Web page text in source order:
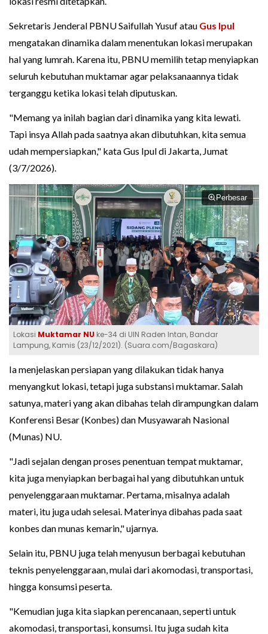
Sekretaris Jenderal PBNU Saifullah Yusuf atau Gus Ipul
mengatakan dinamika dalam menentukan lokasi merupakan
hal yang lumrah. Karena itu, PBNU memilih tetap menyiapkan
seluruh kebutuhan muktamar agar pelaksanaannya tidak
terganggu ketika lokasi telah diputuskan.
"Memang ya inilah bagian dari dinamika yang kita lewati.
Tapi insya Allah pada saatnya akan dibutuhkan, kita semua
udah mempersiapkan," kata Gus Ipul di Jakarta, Jumat
(3/7/2026).
Perbesar
Lokasi Muktamar NU ke-34 di UIN Raden Intan, Bandar
Lampung, Kamis (23/12/2021). (Suara.com/Bagaskara)
Ia menjelaskan persiapan yang dilakukan tidak hanya
menyangkut lokasi, tetapi juga substansi muktamar. Salah
satunya, materi yang akan dibahas telah dirampungkan dalam
Konferensi Besar (Konbes) dan Musyawarah Nasional
(Munas) NU.
"Jadi sejalan dengan proses penentuan tempat muktamar,
kita juga menyiapkan berbagai hal yang dibutuhkan untuk
penyelenggaraan muktamar. Pertama, misalnya adalah
materi, itu juga udah selesai. Materinya dibahas pada saat
konbes dan munas kemarin," ujarnya.
Selain itu, PBNU juga telah menyusun berbagai kebutuhan
teknis penyelenggaraan, mulai dari akomodasi, transportasi,
hingga konsumsi peserta.
"Kemudian juga kita siapkan perencanaan, seperti untuk
akomodasi, transportasi, konsumsi. Itu juga sudah kita